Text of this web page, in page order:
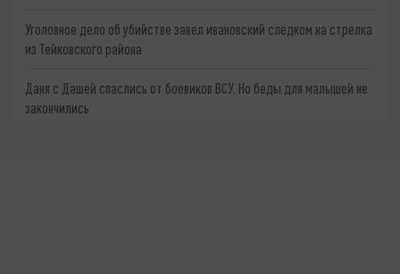
Уголовное дело об убийстве завел ивановский следком на стрелка
из Тейковского района
Даня с Дашей спаслись от боевиков ВСУ. Но беды для малышей не
закончились